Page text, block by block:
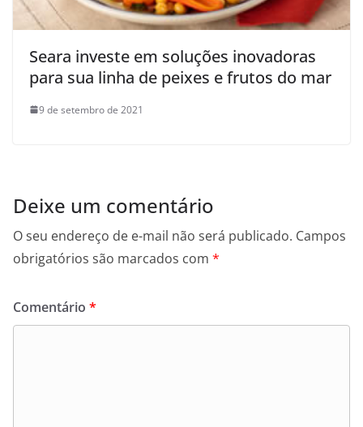
Seara investe em soluções inovadoras
para sua linha de peixes e frutos do mar
9 de setembro de 2021
Deixe um comentário
O seu endereço de e-mail não será publicado. Campos
obrigatórios são marcados com *
Comentário *